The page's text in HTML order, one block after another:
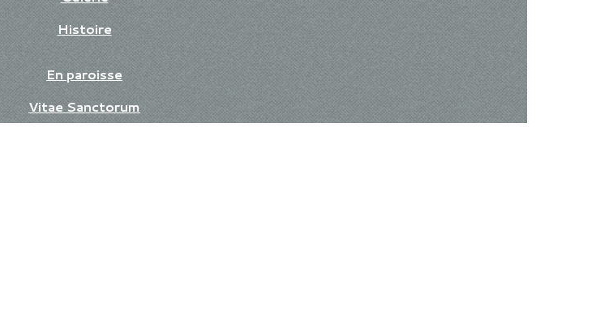
Histoire
En paroisse
Vitae Sanctorum